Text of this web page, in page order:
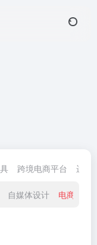
跨境电商平台 运营
自媒体设计 电商设计